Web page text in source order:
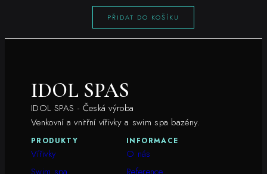
PŘIDAT DO KOŠÍKU
IDOL SPAS
IDOL SPAS - Česká výroba
Venkovní a vnitřní vířivky a swim spa bazény.
PRODUKTY
Vířivky
INFORMACE
O nás